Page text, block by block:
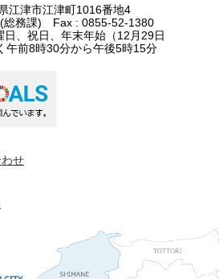
江津市江津町1016番地4
総務課) Fax : 0855-52-1380
日、祝日、年末年始（12月29日
午前8時30分から午後5時15分
せ